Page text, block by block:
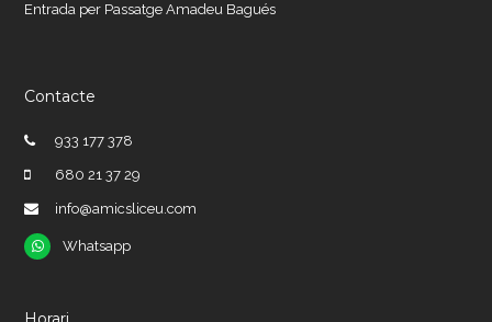
Entrada per Passatge Amadeu Bagués
Contacte
933 177 378
680 21 37 29
info@amicsliceu.com
Whatsapp
Whatsapp